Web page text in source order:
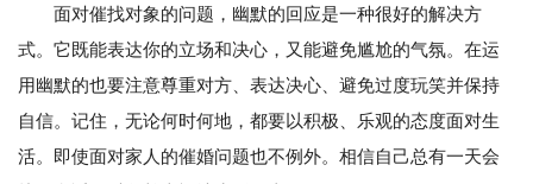
面对催找对象的问题，幽默的回应是一种很好的解决方
式。它既能表达你的立场和决心，又能避免尴尬的气氛。在运
用幽默的也要注意尊重对方、表达决心、避免过度玩笑并保持
自信。记住，无论何时何地，都要以积极、乐观的态度面对生
活。即使面对家人的催婚问题也不例外。相信自己总有一天会